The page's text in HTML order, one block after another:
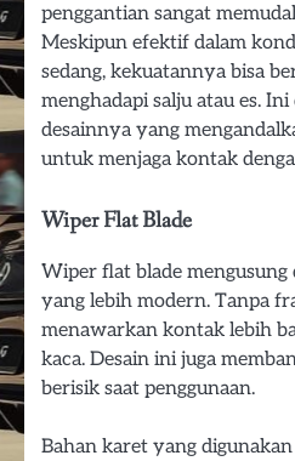
penggantian sangat
Meskipun efektif dalam
sedang, kekuatannya bisa
menghadapi salju atau es.
desainnya yang
untuk menjaga kontak
Wiper Flat Blade
Wiper flat blade mengusung
yang lebih modern. Tanpa
menawarkan kontak lebih
kaca. Desain ini juga
berisik saat penggunaan.
Bahan karet yang